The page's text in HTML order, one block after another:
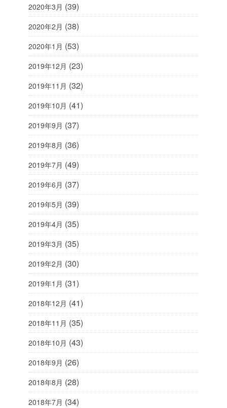
2020年3月 (39)
2020年2月 (38)
2020年1月 (53)
2019年12月 (23)
2019年11月 (32)
2019年10月 (41)
2019年9月 (37)
2019年8月 (36)
2019年7月 (49)
2019年6月 (37)
2019年5月 (39)
2019年4月 (35)
2019年3月 (35)
2019年2月 (30)
2019年1月 (31)
2018年12月 (41)
2018年11月 (35)
2018年10月 (43)
2018年9月 (26)
2018年8月 (28)
2018年7月 (34)